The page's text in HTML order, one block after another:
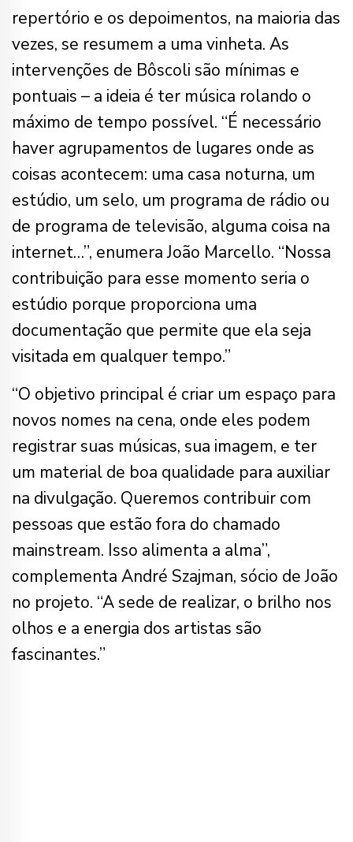
repertório e os depoimentos, na maioria das
vezes, se resumem a uma vinheta. As
intervenções de Bôscoli são mínimas e
pontuais – a ideia é ter música rolando o
máximo de tempo possível. “É necessário
haver agrupamentos de lugares onde as
coisas acontecem: uma casa noturna, um
estúdio, um selo, um programa de rádio ou
de programa de televisão, alguma coisa na
internet…”, enumera João Marcello. “Nossa
contribuição para esse momento seria o
estúdio porque proporciona uma
documentação que permite que ela seja
visitada em qualquer tempo.”
“O objetivo principal é criar um espaço para
novos nomes na cena, onde eles podem
registrar suas músicas, sua imagem, e ter
um material de boa qualidade para auxiliar
na divulgação. Queremos contribuir com
pessoas que estão fora do chamado
mainstream. Isso alimenta a alma”,
complementa André Szajman, sócio de João
no projeto. “A sede de realizar, o brilho nos
olhos e a energia dos artistas são
fascinantes.”